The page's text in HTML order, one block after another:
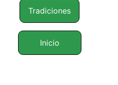
Inicio
Tradiciones